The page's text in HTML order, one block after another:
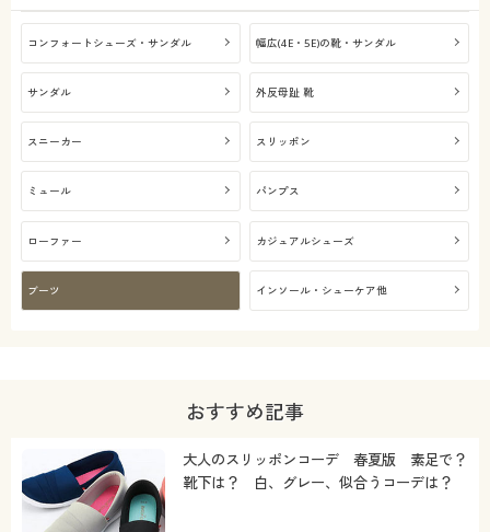
お気に入り
サポート
ご利用ガイド
よくある質問とお問い合わせ
シーズン
春 夏
価格
解除する
閉じる
コンフォートシューズ・サンダル 幅広(4E・5E)の靴・サンダル
サンダル 外反母趾 靴
スニーカー スリッポン
ミュール パンプス
ローファー カジュアルシューズ
ブーツ インソール・シューケア他
おすすめ記事
大人のスリッポンコーデ 春夏版 素足で？
靴下は？ 白、グレー、似合うコーデは？